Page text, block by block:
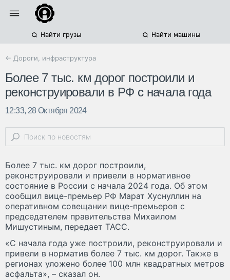
Найти грузы Найти машины
← Дороги, инфраструктура
Более 7 тыс. км дорог построили и
реконструировали в РФ с начала года
12:33, 28 Октября 2024
Более 7 тыс. км дорог построили,
реконструировали и привели в нормативное
состояние в России с начала 2024 года. Об этом
сообщил вице-премьер РФ Марат Хуснуллин на
оперативном совещании вице-премьеров с
председателем правительства Михаилом
Мишустиным, передает ТАСС.
«С начала года уже построили, реконструировали и
привели в норматив более 7 тыс. км дорог. Также в
регионах уложено более 100 млн квадратных метров
асфальта», – сказал он.